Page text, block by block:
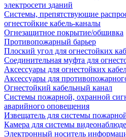
электросети зданий
Системы, препятствующие
огнестойкие кабель-каналы
Огнезащитное покрытие/обшивка
Противопожарный барьер
Плоский угол для огнестойких
Соединительная муфта для
Аксессуары для огнестойких
Аксессуары для
Огнестойкий кабельный канал
Системы пожарной, охранной
аварийного оповещения
Извещатель для системы
Камера для системы
Электронный носитель